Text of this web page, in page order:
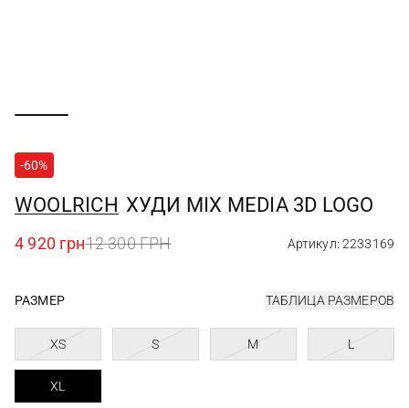
-60%
WOOLRICH ХУДИ MIX MEDIA 3D LOGO
4 920 грн12 300 ГРН Артикул: 2233169
РАЗМЕР ТАБЛИЦА РАЗМЕРОВ
XS S M L
XL